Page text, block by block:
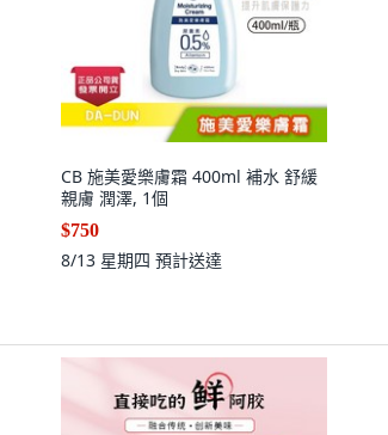
CB 施美愛樂膚霜 400ml 補水 舒緩
親膚 潤澤, 1個
$750
8/13 星期四 預計送達